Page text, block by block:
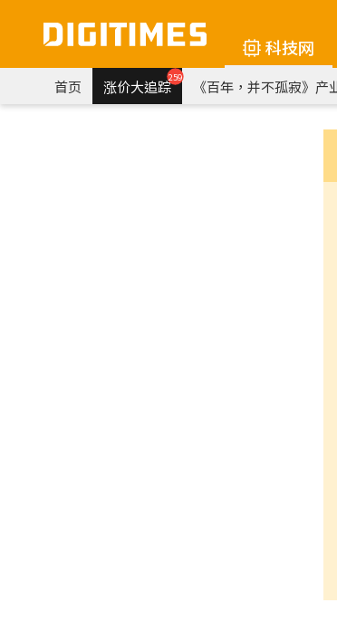
科技网
首页 涨价大追踪259 《百年，并不孤寂》产